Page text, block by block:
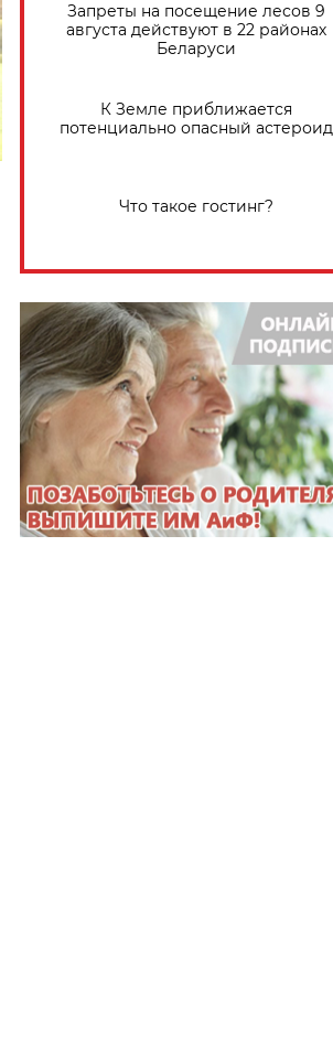
Запреты на посещение лесов 9
августа действуют в 22 районах
Беларуси
К Земле приближается
потенциально опасный астероид
Что такое гостинг?